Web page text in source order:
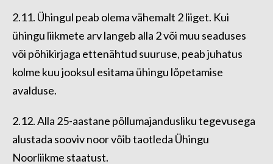
2.11. Ühingul peab olema vähemalt 2 liiget. Kui
ühingu liikmete arv langeb alla 2 või muu seaduses
või põhikirjaga ettenähtud suuruse, peab juhatus
kolme kuu jooksul esitama ühingu lõpetamise
avalduse.
2.12. Alla 25-aastane põllumajandusliku tegevusega
alustada sooviv noor võib taotleda Ühingu
Noorliikme staatust.